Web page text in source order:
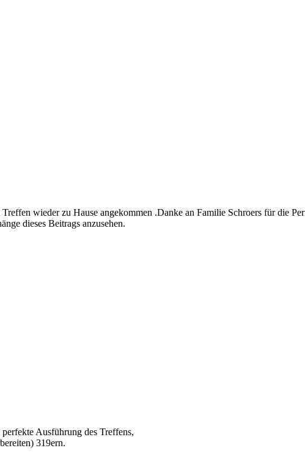
wieder zu Hause angekommen .Danke an Familie Schroers für die
dieses Beitrags anzusehen.
Ausführung des Treffens,
319ern.